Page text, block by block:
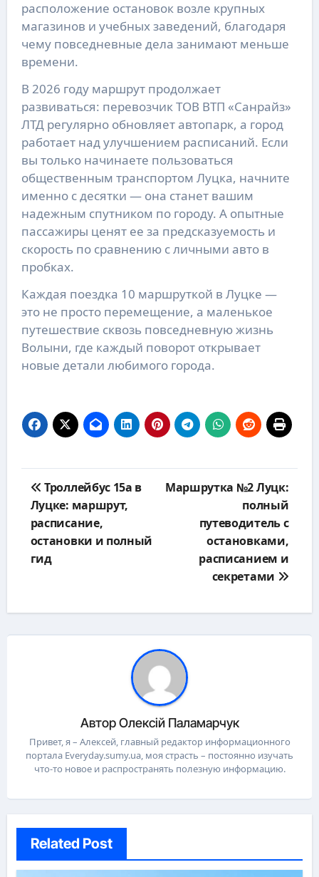
расположение остановок возле крупных
магазинов и учебных заведений, благодаря
чему повседневные дела занимают меньше
времени.
В 2026 году маршрут продолжает
развиваться: перевозчик ТОВ ВТП «Санрайз»
ЛТД регулярно обновляет автопарк, а город
работает над улучшением расписаний. Если
вы только начинаете пользоваться
общественным транспортом Луцка, начните
именно с десятки — она станет вашим
надежным спутником по городу. А опытные
пассажиры ценят ее за предсказуемость и
скорость по сравнению с личными авто в
пробках.
Каждая поездка 10 маршруткой в Луцке —
это не просто перемещение, а маленькое
путешествие сквозь повседневную жизнь
Волыни, где каждый поворот открывает
новые детали любимого города.
по
записям
Троллейбус 15а в
Луцке: маршрут,
расписание,
остановки и полный
гид
Маршрутка №2 Луцк:
полный
путеводитель с
остановками,
расписанием и
секретами
АвторОлексій Паламарчук
Привет, я – Алексей, главный редактор информационного
портала Everyday.sumy.ua, моя страсть – постоянно изучать
что-то новое и распространять полезную информацию.
Related Post